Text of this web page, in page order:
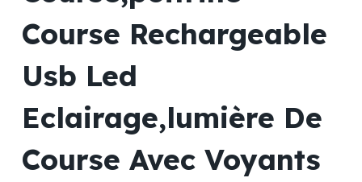
Course Rechargeable
Usb Led
Eclairage,lumière De
Course Avec Voyants